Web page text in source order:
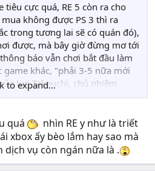
tiêu cực quá, RE 5 còn ra cho
không được PS 3 thì ra
trong tương lai sẽ có quán đó),
được, mà bây giờ đừng mơ tới
báo vẫn chơi bắt đầu làm
game khác, "phải 3-5 nữa mới
Jun Takeuchi, chủ nhiệm
gác thương đau mà để dành
xịn về chiến Lót Palnet và Dead
to expand...
quá
nhìn RE y như là triết
xbox ấy bèo lắm hay sao mà
dịch vụ còn ngán nữa là .